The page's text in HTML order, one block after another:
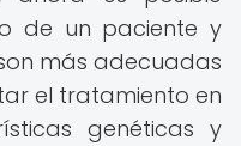
de un paciente y
más adecuadas
el tratamiento en
genéticas y